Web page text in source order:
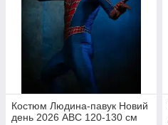
Костюм Людина-павук Новий
день 2026 ABC 120-130 см